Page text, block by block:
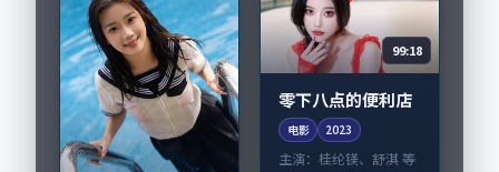
99:18
零下八点的便利店
电影 2023
主演：桂纶镁、舒淇 等